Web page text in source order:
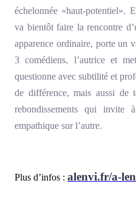
échelonnée «haut-potentiel».
va bientôt faire la rencontre
apparence ordinaire, porte un
3 comédiens, l’autrice et
questionne avec subtilité et
de différence, mais aussi de
rebondissements qui invite
empathique sur l’autre.
Plus d’infos : alenvi.fr/a-